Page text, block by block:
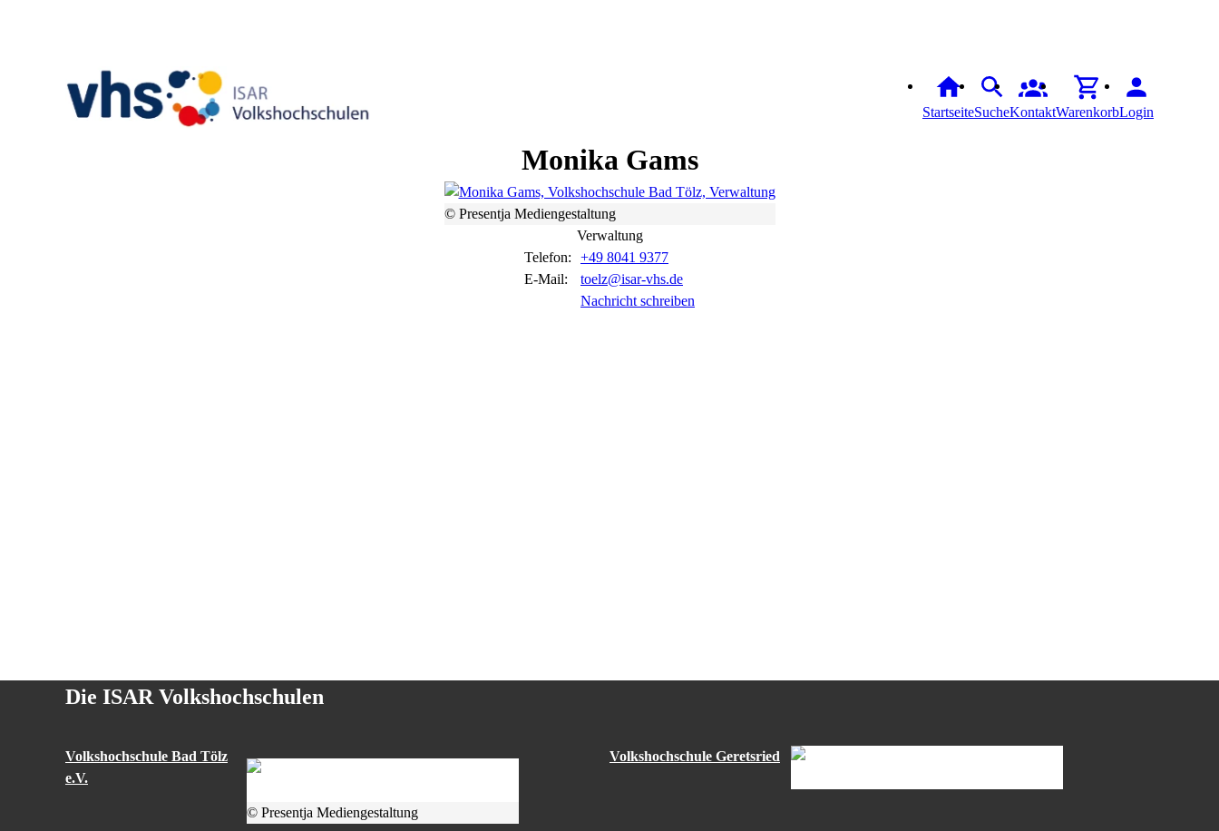
StartseiteSucheKontaktWarenkorbLogin
Monika Gams
© Presentja Mediengestaltung
Verwaltung
Telefon:
+49 8041 9377
E-Mail:
toelz@isar-vhs.de
Nachricht schreiben
Die ISAR Volkshochschulen
Volkshochschule Bad Tölz
e.V.
© Presentja Mediengestaltung
Volkshochschule Geretsried